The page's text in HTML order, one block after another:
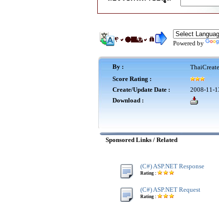
Powered by
By :
Score Rating :
Create/Update Date :
2008-11-
Download :
Sponsored Links / Related
(C#) ASP.NET Response
Rating :
(C#) ASP.NET Request
Rating :